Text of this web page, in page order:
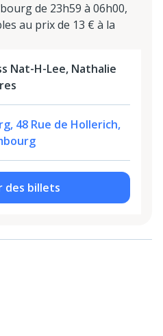
de 23h59 à 06h00,
au prix de 13 € à la
Nat-H-Lee, Nathalie
48 Rue de Hollerich,
des billets